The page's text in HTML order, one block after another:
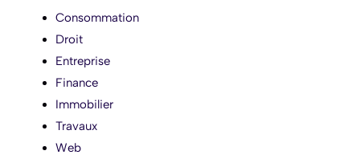
Consommation
Droit
Entreprise
Finance
Immobilier
Travaux
Web